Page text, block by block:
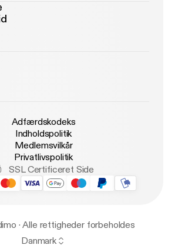
Adfærdskodeks
Indholdspolitik
Medlemsvilkår
Privatlivspolitik
SSL Certificeret Side
· Alle rettigheder forbeholdes
Danmark